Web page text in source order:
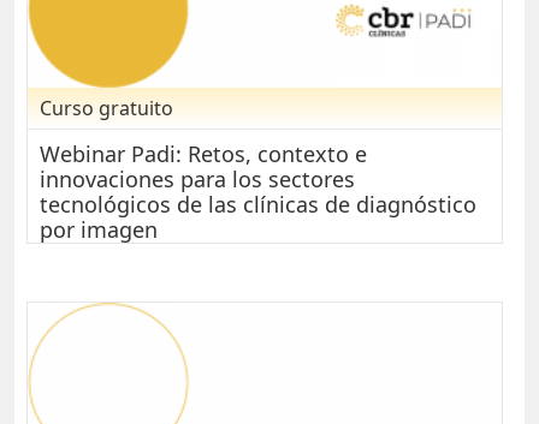
Curso gratuito
Webinar Padi: Retos, contexto e
innovaciones para los sectores
tecnológicos de las clínicas de diagnóstico
por imagen